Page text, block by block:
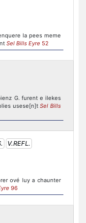
la pees meme
Sel Bills Eyre 52
G. furent e ilekes
usese[n]tSel Bills
V.REFL.
ové luy a chaunter
96